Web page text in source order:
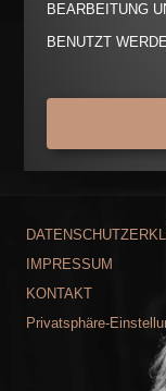
BEARBEITUNG
BENUTZT
IMPRESSUM
KONTAKT
Privatsphäre-